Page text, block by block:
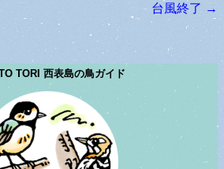
ン
台風終了 →
TORI 西表島の鳥ガイド